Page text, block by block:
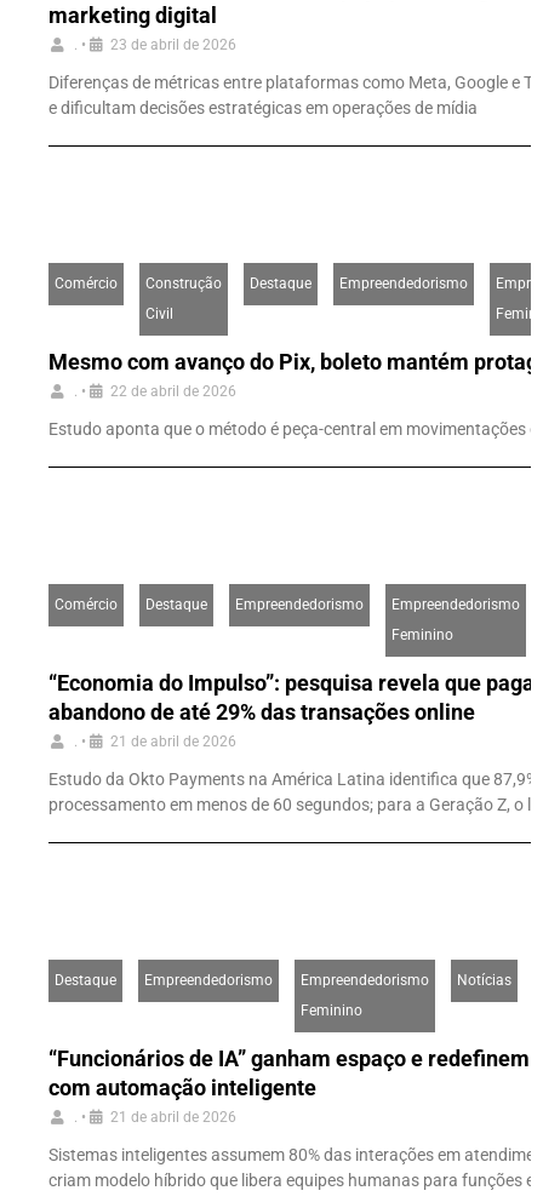
marketing digital
• 23 de abril de 2026
Diferenças de métricas entre plataformas como Meta, Google e
e dificultam decisões estratégicas em operações de mídia
Comércio
Construção
Civil
Destaque Empreendedorismo
Mesmo com avanço do Pix, boleto mantém
. • 22 de abril de 2026
Estudo aponta que o método é peça-central em movimentações
Comércio Destaque Empreendedorismo
Empreendedorismo
Feminino
“Economia do Impulso”: pesquisa revela que
abandono de até 29% das transações online
. • 21 de abril de 2026
Estudo da Okto Payments na América Latina identifica que
processamento em menos de 60 segundos; para a Geração Z, o
Destaque Empreendedorismo
Empreendedorismo
Feminino
Notícias
“Funcionários de IA” ganham espaço e redefinem
com automação inteligente
. • 21 de abril de 2026
Sistemas inteligentes assumem 80% das interações em
criam modelo híbrido que libera equipes humanas para funções